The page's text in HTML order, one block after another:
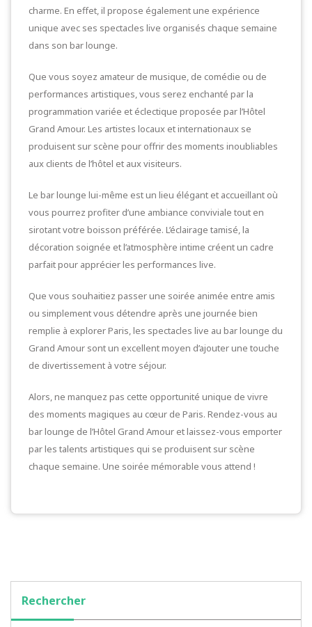
charme. En effet, il propose également une expérience
unique avec ses spectacles live organisés chaque semaine
dans son bar lounge.
Que vous soyez amateur de musique, de comédie ou de
performances artistiques, vous serez enchanté par la
programmation variée et éclectique proposée par l’Hôtel
Grand Amour. Les artistes locaux et internationaux se
produisent sur scène pour offrir des moments inoubliables
aux clients de l’hôtel et aux visiteurs.
Le bar lounge lui-même est un lieu élégant et accueillant où
vous pourrez profiter d’une ambiance conviviale tout en
sirotant votre boisson préférée. L’éclairage tamisé, la
décoration soignée et l’atmosphère intime créent un cadre
parfait pour apprécier les performances live.
Que vous souhaitiez passer une soirée animée entre amis
ou simplement vous détendre après une journée bien
remplie à explorer Paris, les spectacles live au bar lounge du
Grand Amour sont un excellent moyen d’ajouter une touche
de divertissement à votre séjour.
Alors, ne manquez pas cette opportunité unique de vivre
des moments magiques au cœur de Paris. Rendez-vous au
bar lounge de l’Hôtel Grand Amour et laissez-vous emporter
par les talents artistiques qui se produisent sur scène
chaque semaine. Une soirée mémorable vous attend !
Rechercher